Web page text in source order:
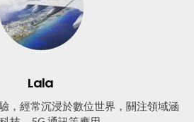
Lala
，經常沉浸於數位世界，關注領域涵